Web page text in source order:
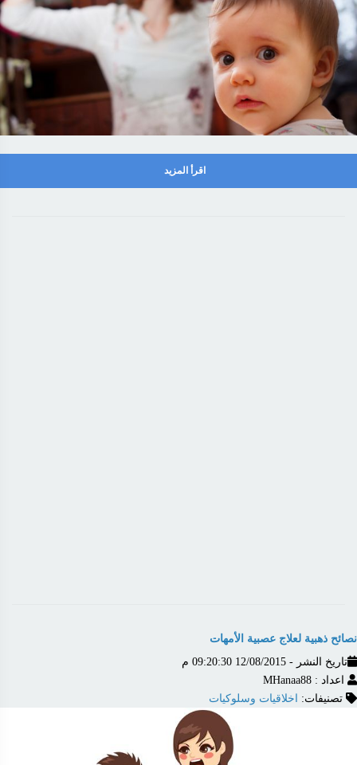
اقرأ المزيد
نصائح ذهبية لعلاج عصبية الأمهات
تاريخ النشر - 12/08/2015 09:20:30 م
اعداد : MHanaa88
تصنيفات:
اخلاقيات وسلوكيات